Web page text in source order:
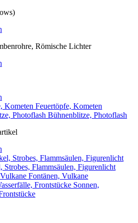
Römische Lichter
Feuertöpfe, Kometen
Bühnenblitze, Photoflash
Strobes, Flammsäulen, Figurenlicht
Fontänen, Vulkane
Sonnen,